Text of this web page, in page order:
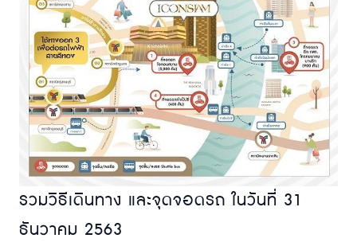
รวมวิธีเดินทาง และจุดจอดรถ ในวันที่ 31
ธันวาคม 2563